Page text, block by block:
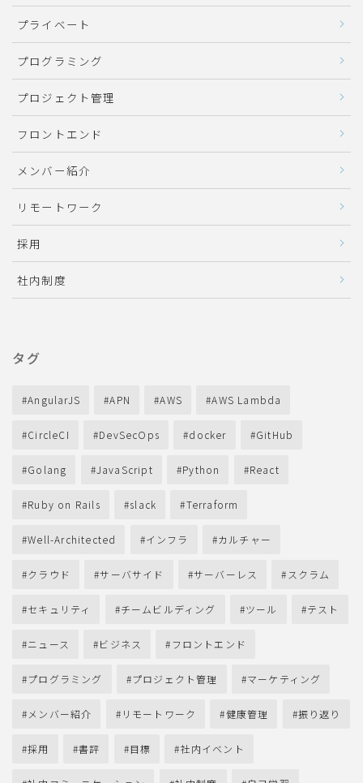
プライベート
プログラミング
プロジェクト管理
フロントエンド
メンバー紹介
リモートワーク
採用
社内制度
タグ
AngularJS APN AWS AWS Lambda
CircleCI DevSecOps docker GitHub
Golang JavaScript Python React
Ruby on Rails slack Terraform
Well-Architected インフラ カルチャー
クラウド サーバサイド サーバーレス スクラム
セキュリティ チームビルディング ツール テスト
ニュース ビジネス フロントエンド
プログラミング プロジェクト管理 マーケティング
メンバー紹介 リモートワーク 健康管理 振り返り
採用 書評 目標 社内イベント